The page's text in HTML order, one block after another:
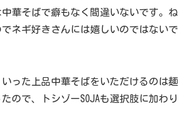
華そばで癖もなく間違いないです。ね
ネギ好きさんには嬉しいのではないで
った上品中華そばをいただけるのは麺
ので、トシゾーSOJAも選択肢に加わり